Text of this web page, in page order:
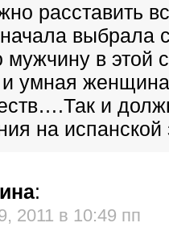
расставить
выбрала
мужчину в этой
и умная
и
на
:
2011 в 10:49 пп